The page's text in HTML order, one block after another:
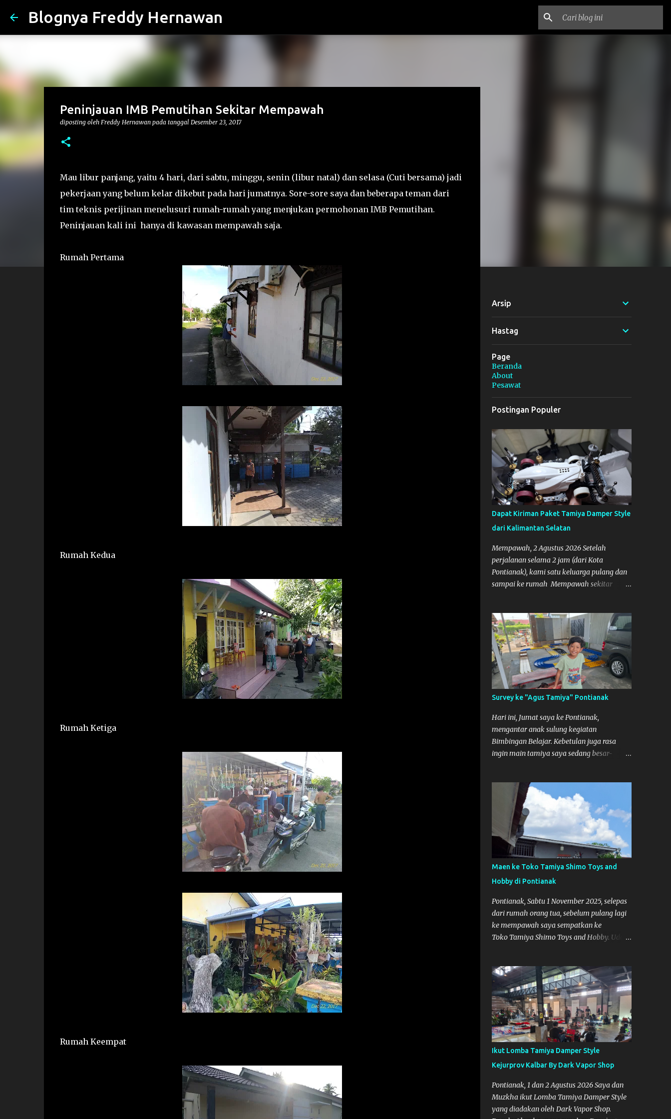
Blognya Freddy Hernawan
Peninjauan IMB Pemutihan Sekitar Mempawah
diposting oleh Freddy Hernawan pada tanggal Desember 23, 2017
Mau libur panjang, yaitu 4 hari, dari sabtu, minggu, senin (libur natal) dan selasa (Cuti bersama) jadi
pekerjaan yang belum kelar dikebut pada hari jumatnya. Sore-sore saya dan beberapa teman dari
tim teknis perijinan menelusuri rumah-rumah yang menjukan permohonan IMB Pemutihan.
Peninjauan kali ini hanya di kawasan mempawah saja.
Rumah Pertama
Rumah Kedua
Rumah Ketiga
Rumah Keempat
Arsip
Hastag
Page
Beranda
About
Pesawat
Postingan Populer
Dapat Kiriman Paket Tamiya Damper Style
dari Kalimantan Selatan
Mempawah, 2 Agustus 2026 Setelah
perjalanan selama 2 jam (dari Kota
Pontianak), kami satu keluarga pulang dan
sampai ke rumah Mempawah sekitar
Kalimantan Selatan. Tamiya IDC
Survey ke "Agus Tamiya" Pontianak
Hari ini, Jumat saya ke Pontianak,
mengantar anak sulung kegiatan
Bimbingan Belajar. Kebetulan juga rasa
ingin main tamiya saya sedang besar-
Daripada bengong dan sambil nunggu anak
pulang, saya pikir enak kali ya main
Tamiya di Pontianak. Muzkha di Lokasi
Agus Tamiya
Maen ke Toko Tamiya Shimo Toys and
Hobby di Pontianak
Pontianak, Sabtu 1 November 2025, selepas
dari rumah orang tua, sebelum pulang lagi
ke mempawah saya sempatkan ke
Toko Tamiya Shimo Toys and Hobby. Udah
pengen tahu tempatnya. Datang dari
Mempawah kesini jam 12 lewat kalau ndak
salah., tokonya belum buka. kata ibu2
pemilik, bukanya di jam 1. Saya pulang dulu
ke rumah ortu di Sepakat, untuk istirahat.
So malamnya sebelum pulang ke
Mempawah saya sempatkan lagi kesini.
Saya belanja beberapa part disini. Untuk
Lokasi Tempat:
Ikut Lomba Tamiya Damper Style
Kejurprov Kalbar By Dark Vapor Shop
Pontianak, 1 dan 2 Agustus 2026 Saya dan
Muzkha ikut Lomba Tamiya Damper Style
yang diadakan oleh Dark Vapor Shop.